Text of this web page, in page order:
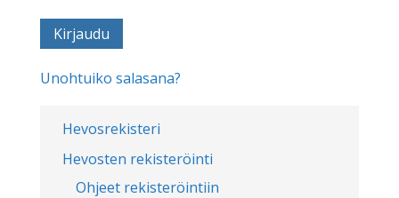
Hevosrekisteri
Hevosten rekisteröinti
Ohjeet rekisteröintiin
Unohtuiko salasana?